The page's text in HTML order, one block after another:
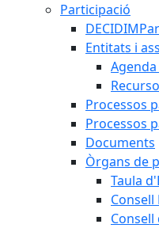
Participació
Entitats i
Processos
Processos
Documents
Òrgans de
Taula